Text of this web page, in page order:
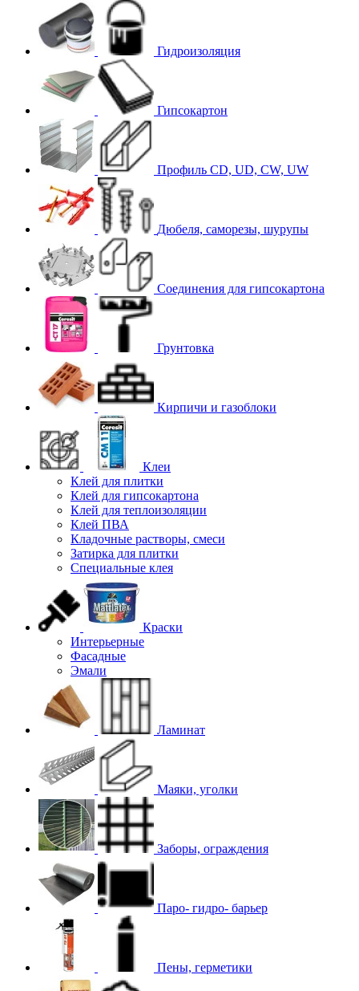
Гидроизоляция
Гипсокартон
Профиль CD, UD, CW, UW
Дюбеля, саморезы, шурупы
Соединения для гипcокартона
Грунтовка
Кирпичи и газоблоки
Клеи
Клей для плитки
Клей для гипсокартона
Клей для теплоизоляции
Клей ПВА
Кладочные растворы, смеси
Затирка для плитки
Специальные клея
Краски
Интерьерные
Фасадные
Эмали
Ламинат
Маяки, уголки
Заборы, ограждения
Паро- гидро- барьер
Пены, герметики